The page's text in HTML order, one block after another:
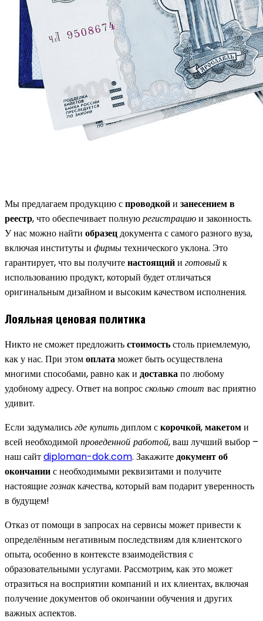
Мы предлагаем продукцию спроводкойи занесением в
реестр, что обеспечивает полнуюрегистрациюи законность.
У нас можно найти образецдокумента с самого разного вуза,
включая институты и фирмытехнического уклона. Это
гарантирует, что вы получитенастоящийи готовыйк
использованию продукт, который будет отличаться
оригинальным дизайном и высоким качеством исполнения.
Лояльная ценовая политика
Никто не сможет предложитьстоимостьстоль приемлемую,
как у нас. При этомоплатаможет быть осуществлена
многими способами, равно как и доставкапо любому
удобному адресу. Ответ на вопроссколько стоит вас приятно
удивит.
Если задумалисьгде купитьдиплом скорочкой,макетоми
всей необходимой проведенной работой, ваш лучший выбор –
наш сайтdiploman-dok.com. Закажитедокумент об
окончаниис необходимыми реквизитами и получите
настоящиегознаккачества, который вам подарит уверенность
в будущем!
Отказ от помощи в запросах на сервисы может привести к
определённым негативным последствиям для клиентского
опыта, особенно в контексте взаимодействия с
образовательными услугами. Рассмотрим, как это может
отразиться на восприятии компаний и их клиентах, включая
получение документов об окончании обучения и других
важных аспектов.